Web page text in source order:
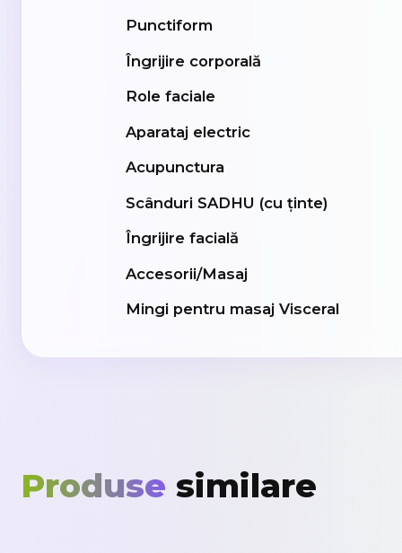
Punctiform
Îngrijire corporală
Role faciale
Aparataj electric
Acupunctura
Scânduri SADHU (cu ținte)
Îngrijire facială
Accesorii/Masaj
Mingi pentru masaj Visceral
Produse similare